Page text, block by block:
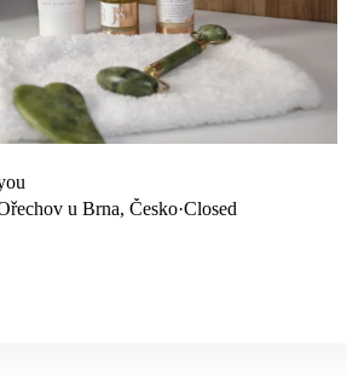
u Brna, Česko·Closed